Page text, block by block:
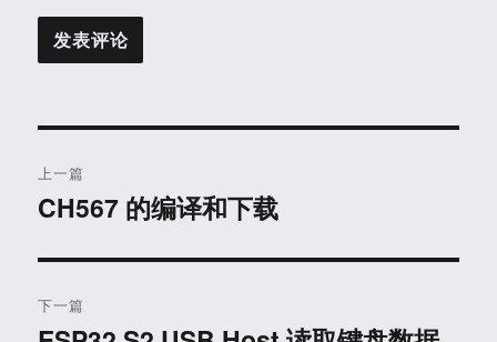
章
航
上一篇
上
文
章：
CH567 的编译和下载
下一篇